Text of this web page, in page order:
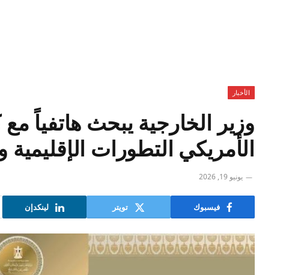
الأخبار
وزير الخارجية يبحث هاتفياً
الأمريكي التطورات الإقليمية
يونيو 19, 2026
فيسبوك تويتر لينكدإن